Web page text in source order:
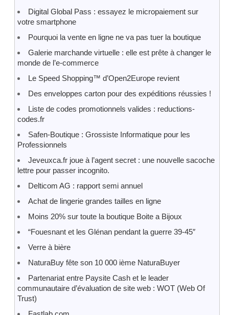
Digital Global Pass : essayez le micropaiement sur
votre smartphone
Pourquoi la vente en ligne ne va pas tuer la boutique
Galerie marchande virtuelle : elle est prête à changer le
monde de l’e-commerce
Le Speed Shopping™ d’Open2Europe revient
Des enveloppes carton pour des expéditions réussies !
Liste de codes promotionnels valides : reductions-
codes.fr
Safen-Boutique : Grossiste Informatique pour les
Professionnels
Jeveuxca.fr joue à l’agent secret : une nouvelle sacoche
lettre pour passer incognito.
Delticom AG : rapport semi annuel
Achat de lingerie grandes tailles en ligne
Moins 20% sur toute la boutique Boite a Bijoux
“Fouesnant et les Glénan pendant la guerre 39-45″
Verre à bière
NaturaBuy fête son 10 000 ième NaturaBuyer
Partenariat entre Paysite Cash et le leader
communautaire d’évaluation de site web : WOT (Web Of
Trust)